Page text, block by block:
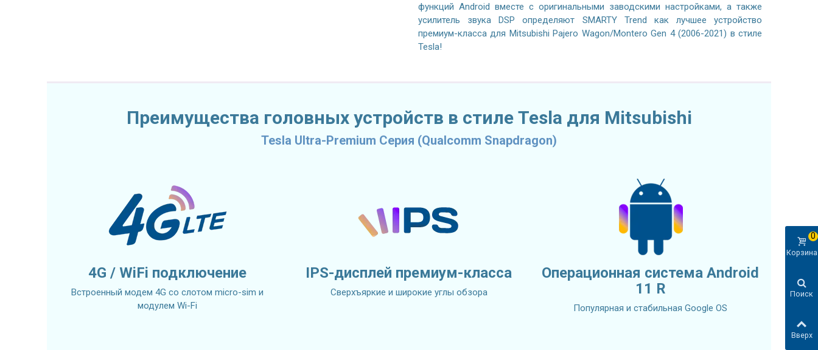
функций Android вместе с оригинальными заводскими настройками, а также
усилитель звука DSP определяют SMARTY Trend как лучшее устройство
премиум-класса для Mitsubishi Pajero Wagon/Montero Gen 4 (2006-2021) в стиле
Tesla!
Преимущества головных устройств в стиле Tesla для Mitsubishi
Tesla Ultra-Premium Серия (Qualcomm Snapdragon)
4G / WiFi подключение
Встроенный модем 4G со слотом micro-sim и
модулем Wi-Fi
IPS-дисплей премиум-класса
Сверхъяркие и широкие углы обзора
Операционная система Android
11 R
Популярная и стабильная Google OS
Корзина
0
Поиск
Вверх